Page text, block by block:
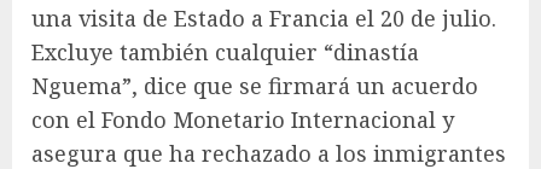
una visita de Estado a Francia el 20 de julio.
Excluye también cualquier “dinastía
Nguema”, dice que se firmará un acuerdo
con el Fondo Monetario Internacional y
asegura que ha rechazado a los inmigrantes